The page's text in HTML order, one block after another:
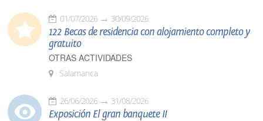
01/07/2026 30/09/2026
122 Becas de residencia con alojamiento completo y
gratuito
OTRAS ACTIVIDADES
Salamanca
26/06/2026 31/08/2026
Exposición El gran banquete II